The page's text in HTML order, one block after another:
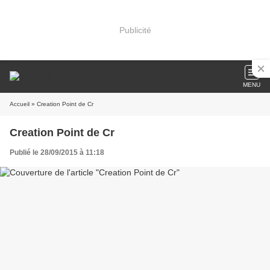
Publicité
MENU
Accueil » Creation Point de Cr
Creation Point de Cr
Publié le 28/09/2015 à 11:18